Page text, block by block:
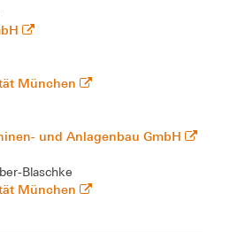
München
und Anlagenbau GmbH
Blaschke
München